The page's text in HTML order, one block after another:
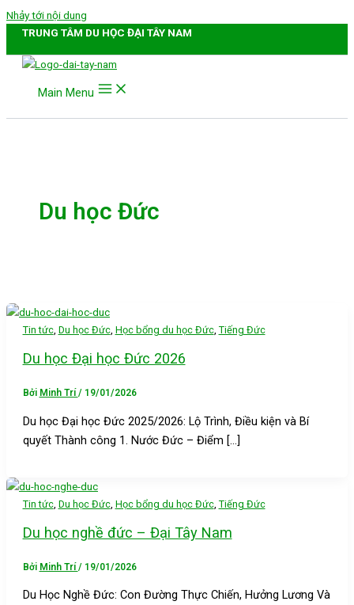
Nhảy tới nội dung
TRUNG TÂM DU HỌC ĐẠI TÂY NAM
Main Menu
Du học Đức
Tin tức, Du học Đức, Học bổng du học Đức, Tiếng Đức
Du học Đại học Đức 2026
Bởi Minh Trí / 19/01/2026
Du học Đại học Đức 2025/2026: Lộ Trình, Điều kiện và Bí
quyết Thành công 1. Nước Đức – Điểm […]
Tin tức, Du học Đức, Học bổng du học Đức, Tiếng Đức
Du học nghề đức – Đại Tây Nam
Bởi Minh Trí/ 19/01/2026
Du Học Nghề Đức: Con Đường Thực Chiến, Hưởng Lương Và